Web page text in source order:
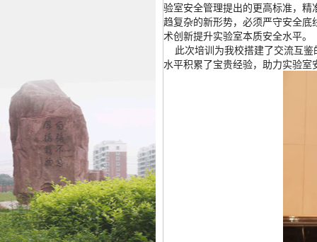
验室安全管理提出的更高标准，
趋复杂的新形势，必须严守安全
术创新提升实验室本质安全水平。
此次培训为我校搭建了交流互鉴
水平积累了宝贵经验，助力实验室